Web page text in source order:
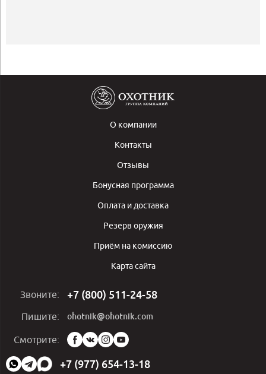
О компании
Контакты
Отзывы
Бонусная программа
Оплата и доставка
Резерв оружия
Приём на комиссию
Карта сайта
Звоните: +7 (800) 511-24-58
Пишите: ohotnik@ohotnik.com
Смотрите:
Мы
в
социальных
сетях:
+7 (977) 654-13-18